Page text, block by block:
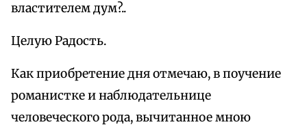
властителем дум?..
Целую Радость.
Как приобретение дня отмечаю, в поучение
романистке и наблюдательнице
человеческого рода, вычитанное мною